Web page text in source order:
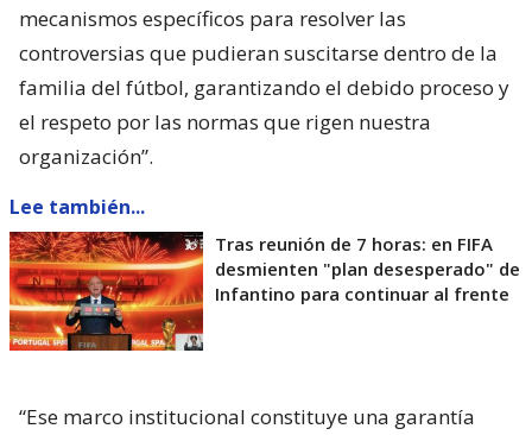
mecanismos específicos para resolver las
controversias que pudieran suscitarse dentro de la
familia del fútbol, garantizando el debido proceso y
el respeto por las normas que rigen nuestra
organización”.
Lee también...
Tras reunión de 7 horas: en FIFA
desmienten "plan desesperado" de
Infantino para continuar al frente
“Ese marco institucional constituye una garantía